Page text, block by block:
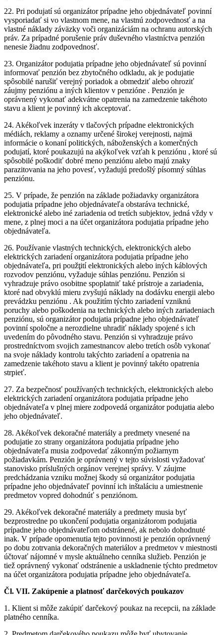
22. Pri podujatí sú organizátor prípadne jeho objednávateľ povinní
vysporiadať si vo vlastnom mene, na vlastnú zodpovednosť a na
vlastné náklady záväzky voči organizáciám na ochranu autorských
práv. Za prípadné porušenie práv duševného vlastníctva penzión
nenesie žiadnu zodpovednosť.
23. Organizátor podujatia prípadne jeho objednávateľ sú povinní
informovať penzión bez zbytočného odkladu, ak je podujatie
spôsobilé narušiť verejný poriadok a obmedziť alebo ohroziť
záujmy penziónu a iných klientov v penzióne . Penzión je
oprávnený vykonať adekvátne opatrenia na zamedzenie takéhoto
stavu a klient je povinný ich akceptovať.
24. Akékoľvek inzeráty v tlačových prípadne elektronických
médiách, reklamy a oznamy určené širokej verejnosti, najmä
informácie o konaní politických, náboženských a komerčných
podujatí, ktoré poukazujú na akýkoľvek vzťah k penziónu , ktoré sú
spôsobilé poškodiť dobré meno penziónu alebo majú znaky
parazitovania na jeho povesť, vyžadujú predošlý písomný súhlas
penziónu.
25. V prípade, že penzión na základe požiadavky organizátora
podujatia prípadne jeho objednávateľa obstaráva technické,
elektronické alebo iné zariadenia od tretích subjektov, jedná vždy v
mene, z plnej moci a na účet organizátora podujatia prípadne jeho
objednávateľa.
26. Používanie vlastných technických, elektronických alebo
elektrických zariadení organizátora podujatia prípadne jeho
objednávateľa, pri použţití elektronických alebo iných káblových
rozvodov penziónu, vyžaduje súhlas penziónu. Penzión si
vyhradzuje právo osobitne spoplatniť také prístroje a zariadenia,
ktoré nad obvyklú mieru zvyšujú náklady na dodávku energii alebo
prevádzku penziónu . Ak použitím týchto zariadení vzniknú
poruchy alebo poškodenia na technických alebo iných zariadeniach
penziónu, sú organizátor podujatia prípadne jeho objednávateľ
povinní spoločne a nerozdielne uhradiť náklady spojené s ich
uvedením do pôvodného stavu. Penzión si vyhradzuje právo
prostredníctvom svojich zamestnancov alebo tretích osôb vykonať
na svoje náklady kontrolu takýchto zariadení a opatrenia na
zamedzenie takéhoto stavu a klient je povinný takéto opatrenia
strpieť.
27. Za bezpečnosť používaných technických, elektronických alebo
elektrických zariadení organizátora podujatia prípadne jeho
objednávateľa v plnej miere zodpovedá organizátor podujatia alebo
jeho objednávateľ.
28. Akékoľvek dekoračné materiály a predmety vnesené na
podujatie zo strany organizátora podujatia prípadne jeho
objednávateľa musia zodpovedať zákonným požiarnym
požiadavkám. Penzión je oprávnený v tejto súvislosti vyžadovať
stanovisko príslušných orgánov verejnej správy. V záujme
predchádzania vzniku možnej škody sú organizátor podujatia
prípadne jeho objednávateľ povinní ich inštaláciu a umiestnenie
predmetov vopred dohodnúť s penziónom.
29. Akékoľvek dekoračné materiály a predmety musia byť
bezprostredne po ukončení podujatia organizátorom podujatia
prípadne jeho objednávateľom odstránené, ak nebolo dohodnuté
inak. V prípade opomenutia tejto povinnosti je penzión oprávnený
po dobu zotrvania dekoračných materiálov a predmetov v miestnosti
účtovať nájomné v mysle aktuálneho cenníka služieb. Penzión je
tiež oprávnený vykonať odstránenie a uskladnenie týchto predmetov
na účet organizátora podujatia prípadne jeho objednávateľa.
Čl. VII. Zakúpenie a platnosť darčekových poukazov
1. Klient si môže zakúpiť darčekový poukaz na recepcii, na základe
platného cenníka.